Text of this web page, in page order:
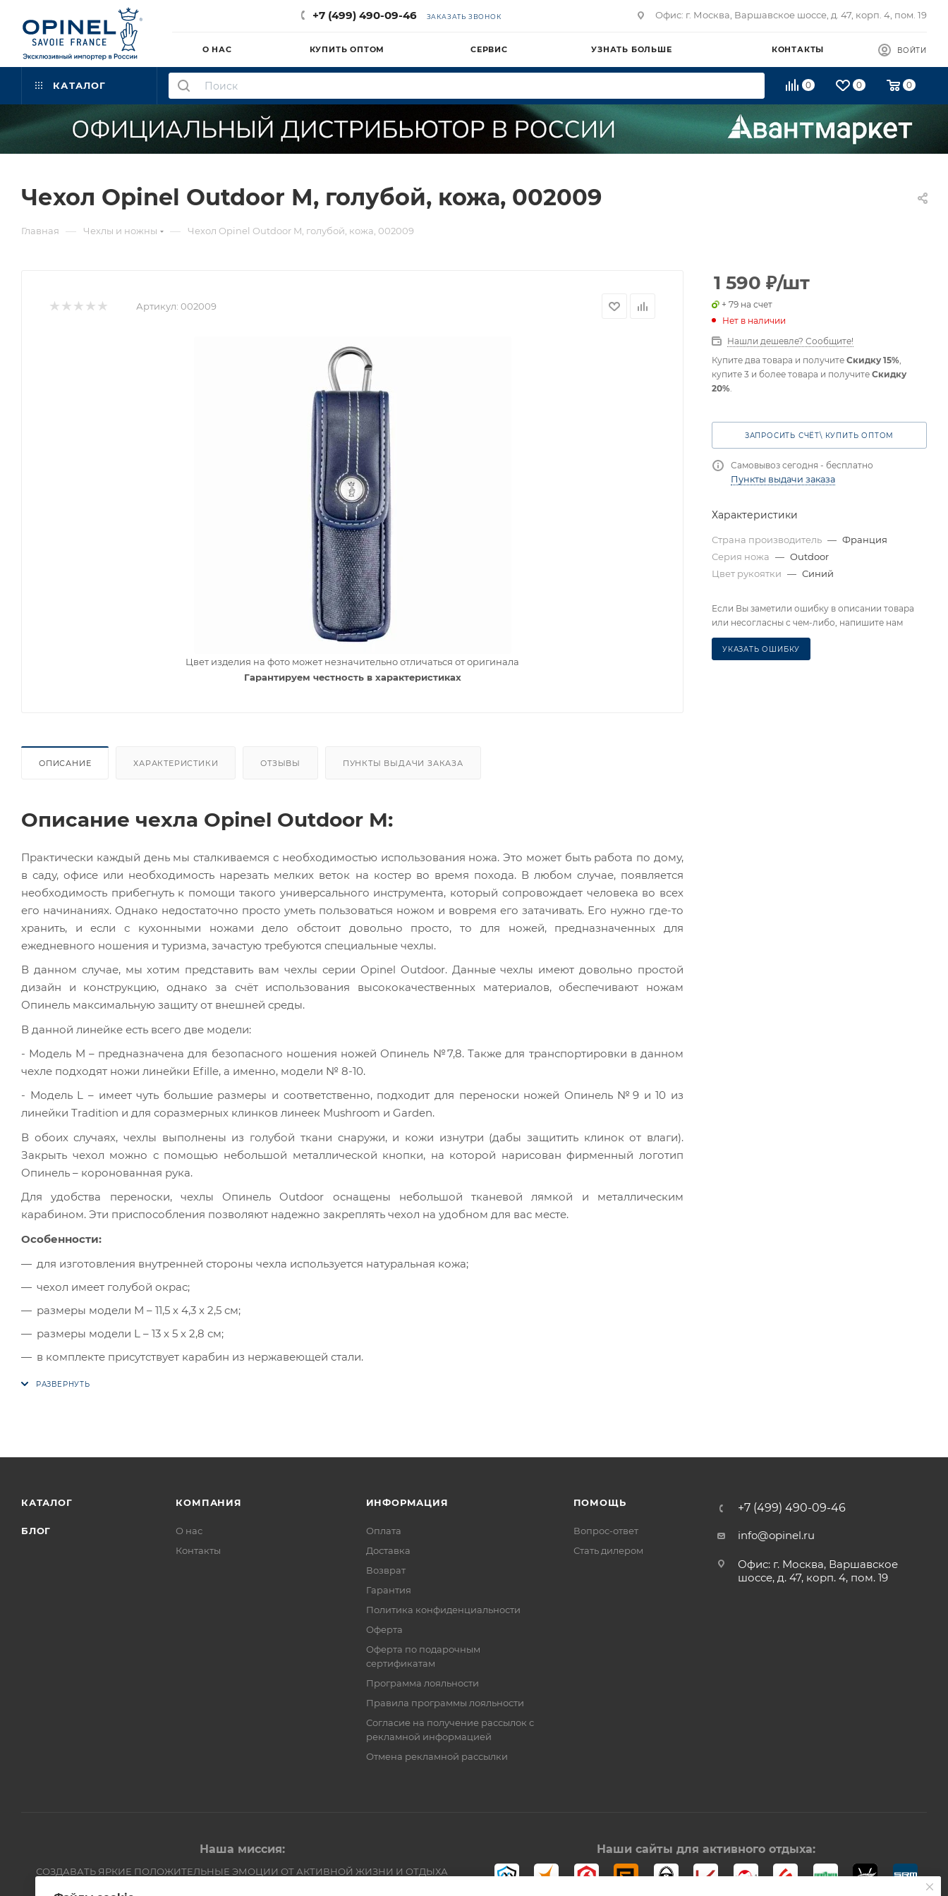
+7 (499) 490-09-46 ЗАКАЗАТЬ ЗВОНОК Офис: г. Москва, Варшавское шоссе, д. 47, корп. 4, пом. 19
О НАС КУПИТЬ ОПТОМ СЕРВИС УЗНАТЬ БОЛЬШЕ КОНТАКТЫ ВОЙТИ
КАТАЛОГ 0 0 0
Чехол Opinel Outdoor M, голубой, кожа, 002009
Главная — Чехлы и ножны — Чехол Opinel Outdoor M, голубой, кожа, 002009
Артикул: 002009
Цвет изделия на фото может незначительно отличаться от оригинала
Гарантируем честность в характеристиках
ОПИСАНИЕ ХАРАКТЕРИСТИКИ ОТЗЫВЫ ПУНКТЫ ВЫДАЧИ ЗАКАЗА
Описание чехла Opinel Outdoor M:
Практически каждый день мы сталкиваемся с необходимостью использования ножа. Это может быть работа по дому,
в саду, офисе или необходимость нарезать мелких веток на костер во время похода. В любом случае, появляется
необходимость прибегнуть к помощи такого универсального инструмента, который сопровождает человека во всех
его начинаниях. Однако недостаточно просто уметь пользоваться ножом и вовремя его затачивать. Его нужно где-то
хранить, и если с кухонными ножами дело обстоит довольно просто, то для ножей, предназначенных для
ежедневного ношения и туризма, зачастую требуются специальные чехлы.
В данном случае, мы хотим представить вам чехлы серии Opinel Outdoor. Данные чехлы имеют довольно простой
дизайн и конструкцию, однако за счёт использования высококачественных материалов, обеспечивают ножам
Опинель максимальную защиту от внешней среды.
В данной линейке есть всего две модели:
- Модель M – предназначена для безопасного ношения ножей Опинель №7,8. Также для транспортировки в данном
чехле подходят ножи линейки Efille, а именно, модели № 8-10.
- Модель L – имеет чуть большие размеры и соответственно, подходит для переноски ножей Опинель №9 и 10 из
линейки Tradition и для соразмерных клинков линеек Mushroom и Garden.
В обоих случаях, чехлы выполнены из голубой ткани снаружи, и кожи изнутри (дабы защитить клинок от влаги).
Закрыть чехол можно с помощью небольшой металлической кнопки, на которой нарисован фирменный логотип
Опинель – коронованная рука.
Для удобства переноски, чехлы Опинель Outdoor оснащены небольшой тканевой лямкой и металлическим
карабином. Эти приспособления позволяют надежно закреплять чехол на удобном для вас месте.
Особенности:
для изготовления внутренней стороны чехла используется натуральная кожа;
чехол имеет голубой окрас;
размеры модели М – 11,5 х 4,3 х 2,5 см;
размеры модели L – 13 х 5 х 2,8 см;
в комплекте присутствует карабин из нержавеющей стали.
1 590 ₽/шт
+ 79 на счет
Нет в наличии
Нашли дешевле? Сообщите!
Купите два товара и получите Скидку 15%
купите 3 и более товара и получите Скидку
20%
ЗАПРОСИТЬ СЧЁТ\ КУПИТЬ ОПТОМ
Самовывоз сегодня - бесплатно
Пункты выдачи заказа
Характеристики
Страна производитель — Франция
Серия ножа — Outdoor
Цвет рукоятки — Синий
Если Вы заметили ошибку в описании товара
или несогласны с чем-либо, напишите нам
УКАЗАТЬ ОШИБКУ
КАТАЛОГ
БЛОГ
КОМПАНИЯ
О нас
Контакты
ИНФОРМАЦИЯ
Оплата
Доставка
Возврат
Гарантия
Политика конфиденциальности
Оферта
Оферта по подарочным
сертификатам
Программа лояльности
Правила программы лояльности
Согласие на получение рассылок с
рекламной информацией
Отмена рекламной рассылки
ПОМОЩЬ
Вопрос-ответ
Стать дилером
+7 (499) 490-09-46
info@opinel.ru
Офис: г. Москва, Варшавское
шоссе, д. 47, корп. 4, пом. 19
Наша миссия:
СОЗДАВАТЬ ЯРКИЕ ПОЛОЖИТЕЛЬНЫЕ ЭМОЦИИ ОТ АКТИВНОЙ ЖИЗНИ И ОТДЫХА
Наши сайты для активного отдыха: